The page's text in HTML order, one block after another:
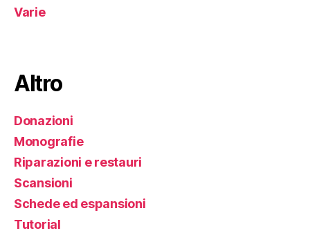
Varie
Altro
Donazioni
Monografie
Riparazioni e restauri
Scansioni
Schede ed espansioni
Tutorial